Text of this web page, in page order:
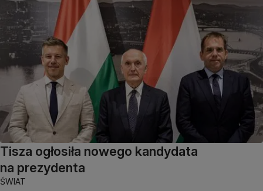
Tisza ogłosiła nowego kandydata
na prezydenta
ŚWIAT